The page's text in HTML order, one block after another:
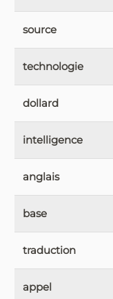
source
technologie
dollard
intelligence
anglais
base
traduction
appel